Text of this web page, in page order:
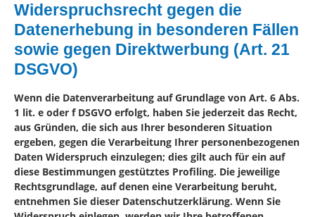
Widerspruchsrecht gegen die
Datenerhebung in besonderen Fällen
sowie gegen Direktwerbung (Art. 21
DSGVO)
Wenn die Datenverarbeitung auf Grundlage von Art. 6 Abs.
1 lit. e oder f DSGVO erfolgt, haben Sie jederzeit das Recht,
aus Gründen, die sich aus Ihrer besonderen Situation
ergeben, gegen die Verarbeitung Ihrer personenbezogenen
Daten Widerspruch einzulegen; dies gilt auch für ein auf
diese Bestimmungen gestütztes Profiling. Die jeweilige
Rechtsgrundlage, auf denen eine Verarbeitung beruht,
entnehmen Sie dieser Datenschutzerklärung. Wenn Sie